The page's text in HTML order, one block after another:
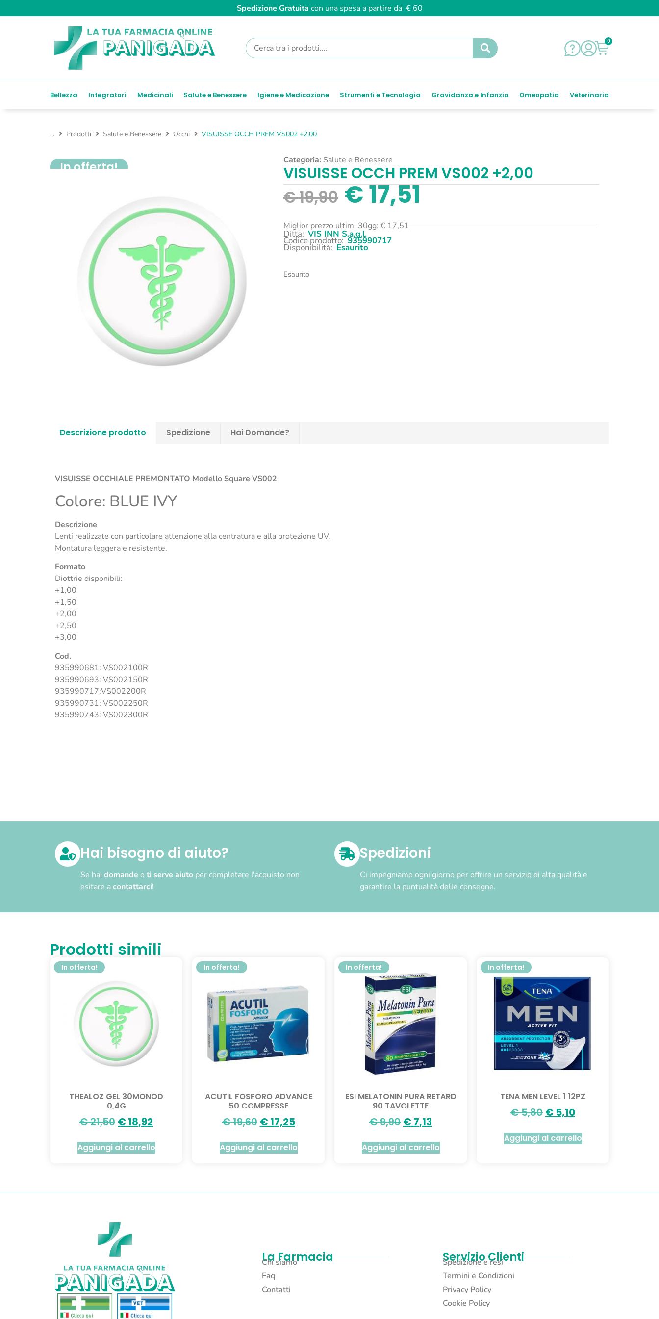
Spedizione Gratuita con una spesa a partire da € 60
0
Bellezza Integratori Medicinali Salute e Benessere Igiene e Medicazione Strumenti e Tecnologia Gravidanza e Infanzia Omeopatia Veterinaria
... Prodotti Salute e Benessere Occhi VISUISSE OCCH PREM VS002 +2,00
In offerta! Categoria: Salute e Benessere
VISUISSE OCCH PREM VS002 +2,00
€19,90 €17,51
Miglior prezzo ultimi 30gg:€17,51
Ditta: VIS INN S.a.g.l.
Codice prodotto: 935990717
Disponibilità: Esaurito
Esaurito
Descrizione prodotto Spedizione Hai Domande?
VISUISSE OCCHIALE PREMONTATO Modello Square VS002
Colore: BLUE IVY
Descrizione
Lenti realizzate con particolare attenzione alla centratura e alla protezione UV.
Montatura leggera e resistente.
Formato
Diottrie disponibili:
+1,00
+1,50
+2,00
+2,50
+3,00
Cod.
935990681: VS002100R
935990693: VS002150R
935990717:VS002200R
935990731: VS002250R
935990743: VS002300R
Hai bisogno di aiuto?
Se hai domande o ti serve aiuto per completare l'acquisto non
esitare acontattarci!
Spedizioni
Ci impegniamo ogni giorno per offrire un servizio di alta qualità e
garantire la puntualità delle consegne.
Prodotti simili
In offerta!
THEALOZ GEL 30MONOD
0,4G
€21,50 €18,92
Aggiungi al carrello
In offerta!
ACUTIL FOSFORO ADVANCE
50 COMPRESSE
€19,60 €17,25
Aggiungi al carrello
In offerta!
ESI MELATONIN PURA RETARD
90 TAVOLETTE
€9,90 €7,13
Aggiungi al carrello
In offerta!
TENA MEN LEVEL 1 12PZ
€5,80 € 5,10
Aggiungi al carrello
La Farmacia
Chi siamo
Faq
Contatti
Servizio Clienti
Spedizione e resi
Termini e Condizioni
Privacy Policy
Cookie Policy